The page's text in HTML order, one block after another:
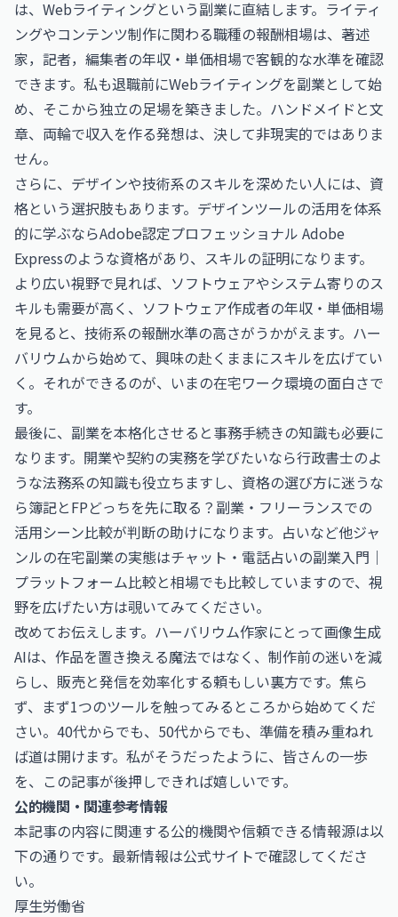
は、Webライティングという副業に直結します。ライティ
ングやコンテンツ制作に関わる職種の報酬相場は、 著述
家，記者，編集者の年収・単価相場で客観的な水準を確認
できます。私も退職前にWebライティングを副業として始
め、そこから独立の足場を築きました。ハンドメイドと文
章、両輪で収入を作る発想は、決して非現実的ではありま
せん。
さらに、デザインや技術系のスキルを深めたい人には、資
格という選択肢もあります。デザインツールの活用を体系
的に学ぶならAdobe認定プロフェッショナル Adobe
Expressのような資格があり、スキルの証明になります。
より広い視野で見れば、ソフトウェアやシステム寄りのス
キルも需要が高く、 ソフトウェア作成者の年収・単価相場
を見ると、技術系の報酬水準の高さがうかがえます。ハー
バリウムから始めて、興味の赴くままにスキルを広げてい
く。それができるのが、いまの在宅ワーク環境の面白さで
す。
最後に、副業を本格化させると事務手続きの知識も必要に
なります。開業や契約の実務を学びたいなら行政書士のよ
うな法務系の知識も役立ちますし、資格の選び方に迷うな
ら簿記とFPどっちを先に取る？副業・フリーランスでの
活用シーン比較が判断の助けになります。占いなど他ジャ
ンルの在宅副業の実態はチャット・電話占いの副業入門｜
プラットフォーム比較と相場でも比較していますので、視
野を広げたい方は覗いてみてください。
改めてお伝えします。ハーバリウム作家にとって画像生成
AIは、作品を置き換える魔法ではなく、制作前の迷いを減
らし、販売と発信を効率化する頼もしい裏方です。焦ら
ず、まず1つのツールを触ってみるところから始めてくだ
さい。40代からでも、50代からでも、準備を積み重ねれ
ば道は開けます。私がそうだったように、皆さんの一歩
を、この記事が後押しできれば嬉しいです。
公的機関・関連参考情報
本記事の内容に関連する公的機関や信頼できる情報源は以
下の通りです。最新情報は公式サイトで確認してくださ
い。
厚生労働省